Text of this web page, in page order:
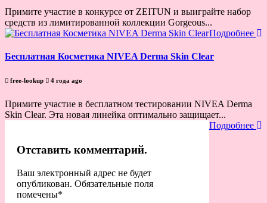
Примите участие в конкурсе от ZEITUN и выиграйте набор
средств из лимитированной коллекции Gorgeous...
Подробнее
Бесплатная Косметика NIVEA Derma Skin Clear
free-lookup 4 года ago
Примите участие в бесплатном тестировании NIVEA Derma
Skin Clear. Эта новая линейка оптимально защищает...
Подробнее
Отставить комментарий.
Ваш электронный адрес не будет
опубликован. Обязательные поля
помечены*